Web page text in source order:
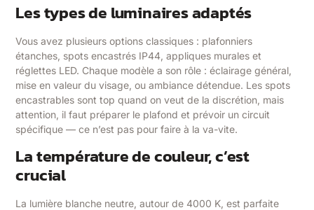
Les types de luminaires adaptés
Vous avez plusieurs options classiques : plafonniers
étanches, spots encastrés IP44, appliques murales et
réglettes LED. Chaque modèle a son rôle : éclairage général,
mise en valeur du visage, ou ambiance détendue. Les spots
encastrables sont top quand on veut de la discrétion, mais
attention, il faut préparer le plafond et prévoir un circuit
spécifique — ce n’est pas pour faire à la va-vite.
La température de couleur, c’est
crucial
La lumière blanche neutre, autour de 4000 K, est parfaite